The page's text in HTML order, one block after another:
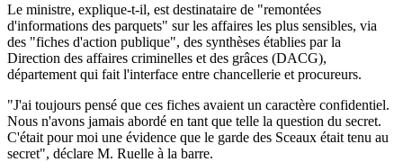
Le ministre, explique-t-il, est destinataire de "remontées
d'informations des parquets" sur les affaires les plus sensibles, via
des "fiches d'action publique", des synthèses établies par la
Direction des affaires criminelles et des grâces (DACG),
département qui fait l'interface entre chancellerie et procureurs.
"J'ai toujours pensé que ces fiches avaient un caractère confidentiel.
Nous n'avons jamais abordé en tant que telle la question du secret.
C'était pour moi une évidence que le garde des Sceaux était tenu au
secret", déclare M. Ruelle à la barre.